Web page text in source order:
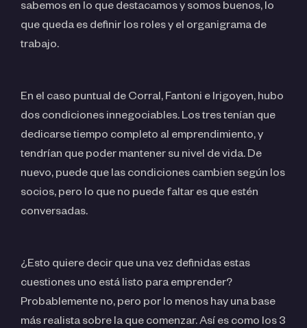
sabemos en lo que destacamos y somos buenos, lo
que queda es definir los roles y el organigrama de
trabajo.
En el caso puntual de Corral, Fantoni e Irigoyen, hubo
dos condiciones innegociables. Los tres tenían que
dedicarse tiempo completo al emprendimiento, y
tendrían que poder mantener su nivel de vida. De
nuevo, puede que las condiciones cambien según los
socios, pero lo que no puede faltar es que estén
conversadas.
¿Esto quiere decir que una vez definidas estas
cuestiones uno está listo para emprender?
Probablemente no, pero por lo menos hay una base
más realista sobre la que comenzar. Así es como los 3